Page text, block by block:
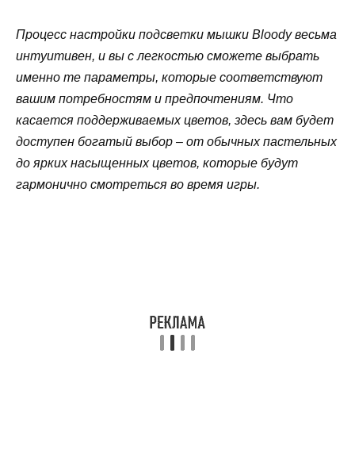
Процесс настройки подсветки мышки Bloody весьма
интуитивен, и вы с легкостью сможете выбрать
именно те параметры, которые соответствуют
вашим потребностям и предпочтениям. Что
касается поддерживаемых цветов, здесь вам будет
доступен богатый выбор – от обычных пастельных
до ярких насыщенных цветов, которые будут
гармонично смотреться во время игры.